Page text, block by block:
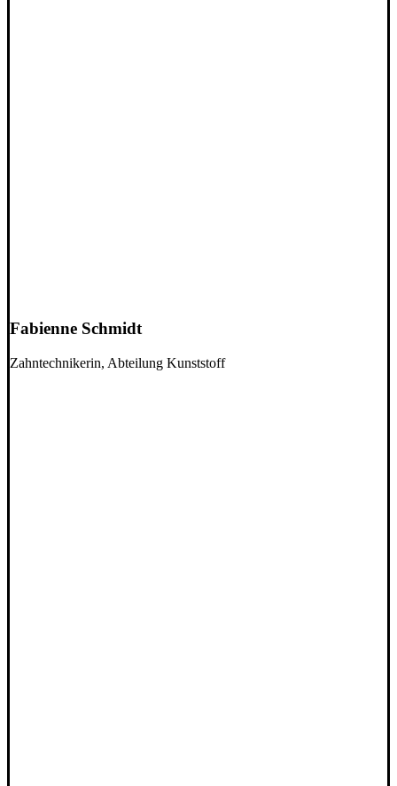
Fabienne Schmidt
Zahntechnikerin, Abteilung Kunststoff